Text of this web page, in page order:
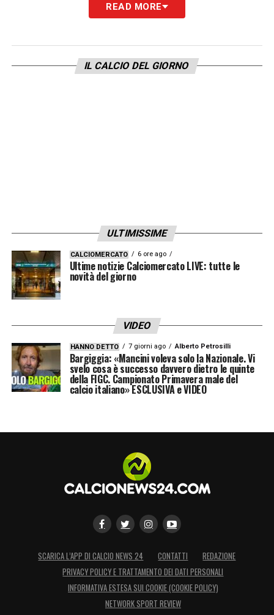
«Lui sa cosa penso di lui, non
che voglio da Karim e quello che mi ha detto
READ MORE
IL CALCIO DEL GIORNO
ULTIMISSIME
CALCIOMERCATO 6 ore ago
Ultime notizie Calciomercato LIVE: tutte le
novità del giorno
VIDEO
HANNO DETTO 7 giorni ago Alberto Petrosilli
Bargiggia: «Mancini voleva solo la Nazionale. Vi
svelo cosa è successo davvero dietro le quinte
della FIGC. Campionato Primavera male del
calcio italiano» ESCLUSIVA e VIDEO
SCARICA L’APP DI CALCIO NEWS 24 CONTATTI
REDAZIONE
PRIVACY POLICY E TRATTAMENTO DEI DATI PERSONALI
INFORMATIVA ESTESA SUI COOKIE (COOKIE POLICY)
NETWORK SPORT REVIEW